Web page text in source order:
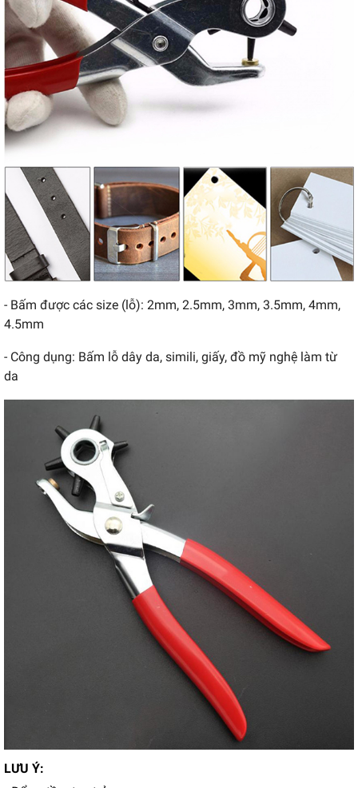
- Bấm được các size (lỗ): 2mm, 2.5mm, 3mm, 3.5mm, 4mm,
4.5mm
- Công dụng: Bấm lỗ dây da, simili, giấy, đồ mỹ nghệ làm từ
da
LƯU Ý: